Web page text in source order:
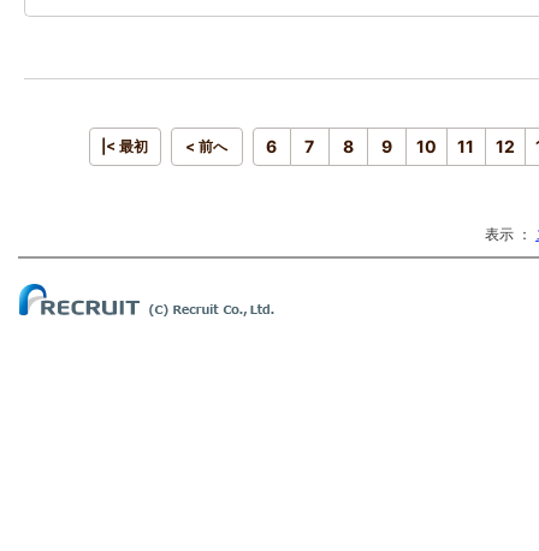
|< 最初 < 前へ 6 7 8 9 10 11 12
表示 ：